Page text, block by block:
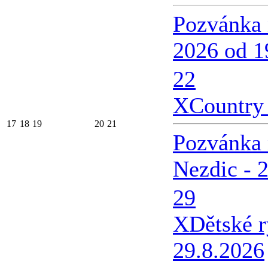
2026 od
17 18 19 20 21
22
X
Nezdic -
29
XDětské
29.8.2026